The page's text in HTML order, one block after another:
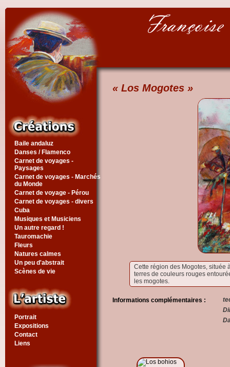
Baile andaluz
Danses / Flamenco
Carnet de voyages -
Paysages
Carnet de voyages - Marchés
du Monde
Carnet de voyage - Pérou
Carnet de voyages - divers
Cuba
Musiques et Musiciens
Un autre regard !
Tauromachie
Fleurs
Natures calmes
Un peu d'abstrait
Scènes de vie
Portrait
Expositions
Contact
Liens
« Los Mogotes »
Cette région des Mogotes, située
terres de couleurs rouges
les mogotes.
Informations complémentaires :